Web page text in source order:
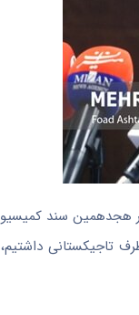
در هجدهمین سند
داشتیم،